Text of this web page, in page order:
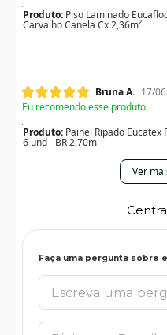
Produto: Piso Laminado
Carvalho Canela Cx 2,36m²
Bruna A. 17/
Eu recomendo esse produto.
Produto: Painel Ripado Eucatex
6 und - BR 2,70m
Ver
Faça uma pergunta sobre